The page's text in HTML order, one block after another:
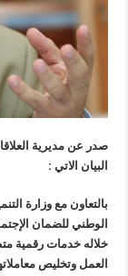
صدر عن مديرية
البيان الاتي :
بالتعاون مع وزارة
الوطني للضمان
خلاله خدمات رقمية
العمل وتخليص